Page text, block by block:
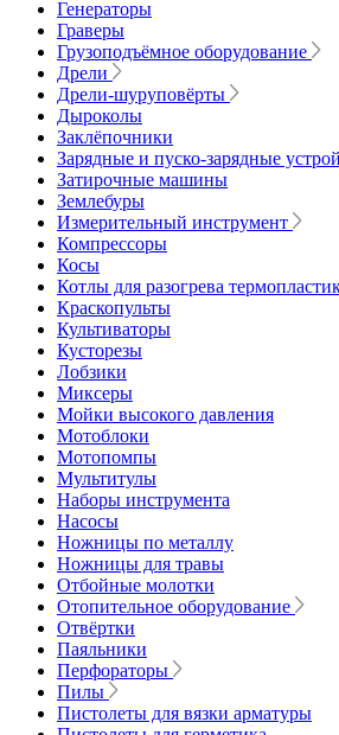
Генераторы
Граверы
Грузоподъёмное оборудование
Дрели
Дрели-шуруповёрты
Дыроколы
Заклёпочники
Зарядные и пуско-зарядные
Затирочные машины
Землебуры
Измерительный инструмент
Компрессоры
Косы
Котлы для разогрева
Краскопульты
Культиваторы
Кусторезы
Лобзики
Миксеры
Мойки высокого давления
Мотоблоки
Мотопомпы
Мультитулы
Наборы инструмента
Насосы
Ножницы по металлу
Ножницы для травы
Отбойные молотки
Отопительное оборудование
Отвёртки
Паяльники
Перфораторы
Пилы
Пистолеты для вязки арматуры